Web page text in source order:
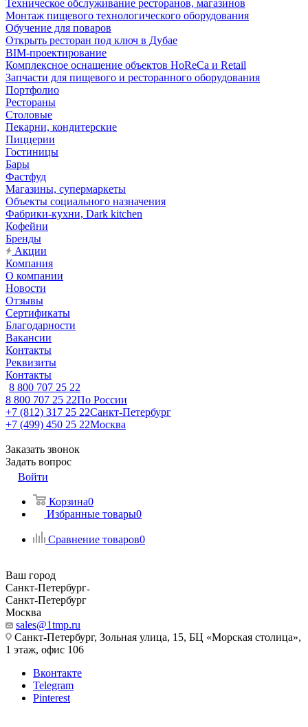
Техническое обслуживание ресторанов, магазинов
Монтаж пищевого технологического оборудования
Обучение для поваров
Открыть ресторан под ключ в Дубае
BIM-проектирование
Комплексное оснащение объектов HoReCa и Retail
Запчасти для пищевого и ресторанного оборудования
Портфолио
Рестораны
Столовые
Пекарни, кондитерские
Пиццерии
Гостиницы
Бары
Фастфуд
Магазины, супермаркеты
Объекты социального назначения
Фабрики-кухни, Dark kitchen
Кофейни
Бренды
Акции
Компания
О компании
Новости
Отзывы
Сертификаты
Благодарности
Вакансии
Контакты
Реквизиты
Контакты
8 800 707 25 22
8 800 707 25 22По России
+7 (812) 317 25 22Санкт-Петербург
+7 (499) 450 25 22Москва
Заказать звонок
Задать вопрос
Войти
Корзина0
Избранные товары0
Сравнение товаров0
Ваш город
Санкт-Петербург
Санкт-Петербург
Москва
sales@1tmp.ru
Санкт-Петербург, Зольная улица, 15, БЦ «Морская столица»,
1 этаж, офис 106
Вконтакте
Telegram
Pinterest